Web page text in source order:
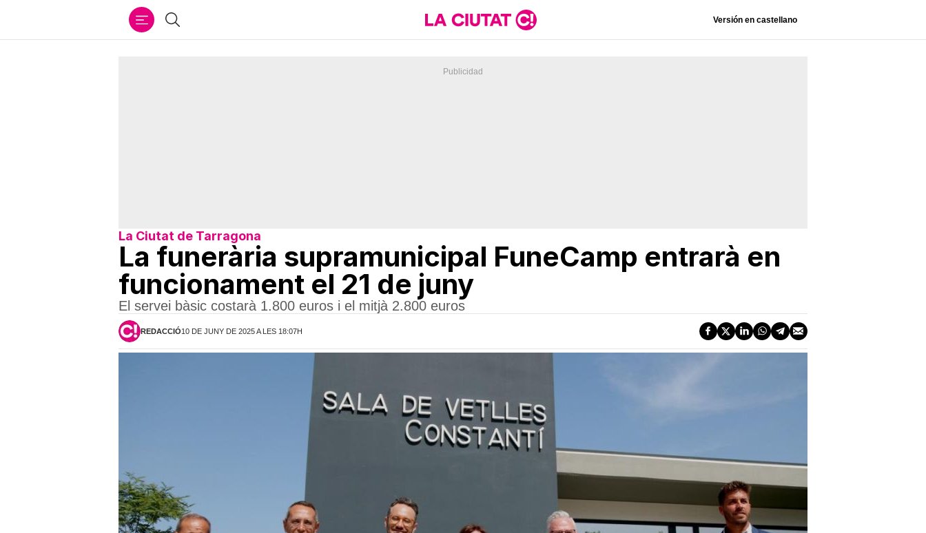
Cercar Versión en castellano
La Ciutat de Tarragona
La funerària supramunicipal FuneCamp entrarà en
funcionament el 21 de juny
El servei bàsic costarà 1.800 euros i el mitjà 2.800 euros
REDACCIÓ10 DE JUNY DE 2025 A LES 18:07H